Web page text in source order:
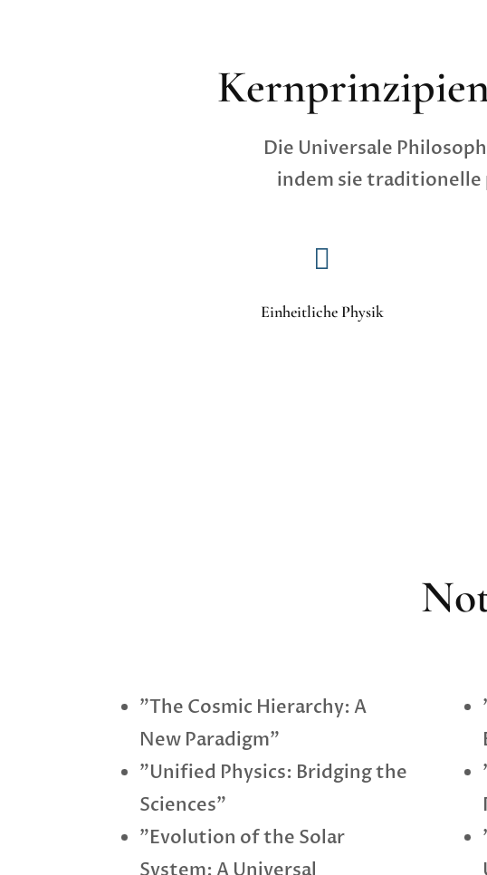
Die Universale
indem sie

Einheitliche Physik
"The Cosmic Hierarchy: A
New Paradigm"
"Unified Physics: Bridging the
Sciences"
"Evolution of the Solar
System: A Universal